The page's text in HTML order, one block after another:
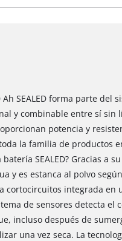
Ah SEALED forma parte del
y combinable entre sí sin
potencia y
la familia de productos
SEALED? Gracias a
y es estanca al polvo
cortocircuitos integrada en
de sensores detecta el
incluso después de
una vez seca. La